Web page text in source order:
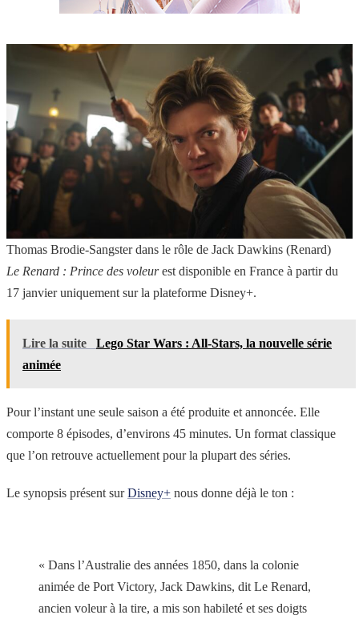
Thomas Brodie-Sangster dans le rôle de Jack Dawkins (Renard)
Le Renard : Prince des voleurest disponible en France à partir du
17 janvier uniquement sur la plateforme Disney+.
Lire la suite
Lego Star Wars : All-Stars, la nouvelle série
animée
Pour l’instant une seule saison a été produite et annoncée. Elle
comporte 8 épisodes, d’environs 45 minutes. Un format classique
que l’on retrouve actuellement pour la plupart des séries.
Le synopsis présent surDisney+ nous donne déjà le ton :
« Dans l’Australie des années 1850, dans la colonie
animée de Port Victory, Jack Dawkins, dit Le Renard,
ancien voleur à la tire, a mis son habileté et ses doigts